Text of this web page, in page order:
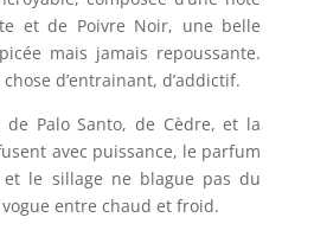
et de Poivre Noir, une belle
mais jamais repoussante.
d’entrainant, d’addictif.
de Palo Santo, de Cèdre, et la
avec puissance, le parfum
et le sillage ne blague pas du
vogue entre chaud et froid.